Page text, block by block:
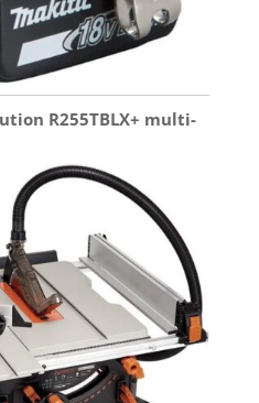
R255TBLX+ multi-